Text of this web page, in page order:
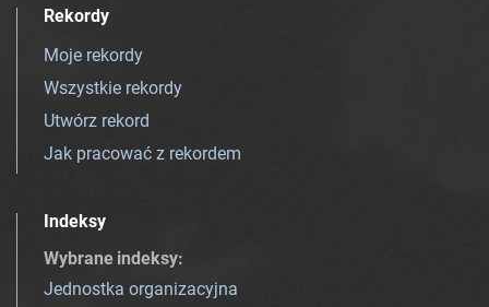
Rekordy
Moje rekordy
Wszystkie rekordy
Utwórz rekord
Jak pracować z rekordem
Indeksy
Wybrane indeksy:
Jednostka organizacyjna